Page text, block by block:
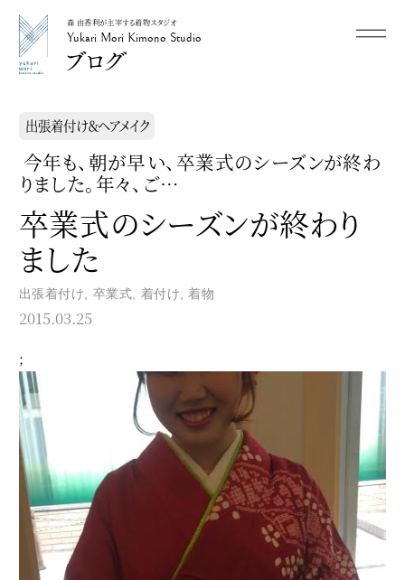
Yukari Mori Kimono Studio
森 由香利が主宰する着物スタジオ
Yukari Mori Kimono Studio メニュー
出張着付け＆ヘアメイク
今年も、朝が早い、卒業式のシーズンが終わ
りました。年々、ご…
卒業式のシーズンが終わり
ました
出張着付け 卒業式 着付け ,着物
2015.03.25
;